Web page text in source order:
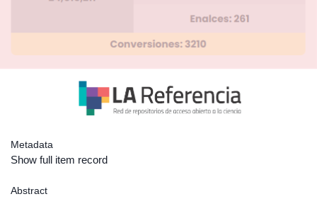
Metadata
Show full item record
Abstract